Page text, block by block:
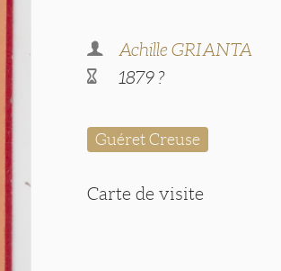
Achille GRIANTA
1879 ?
Guéret Creuse
Carte de visite